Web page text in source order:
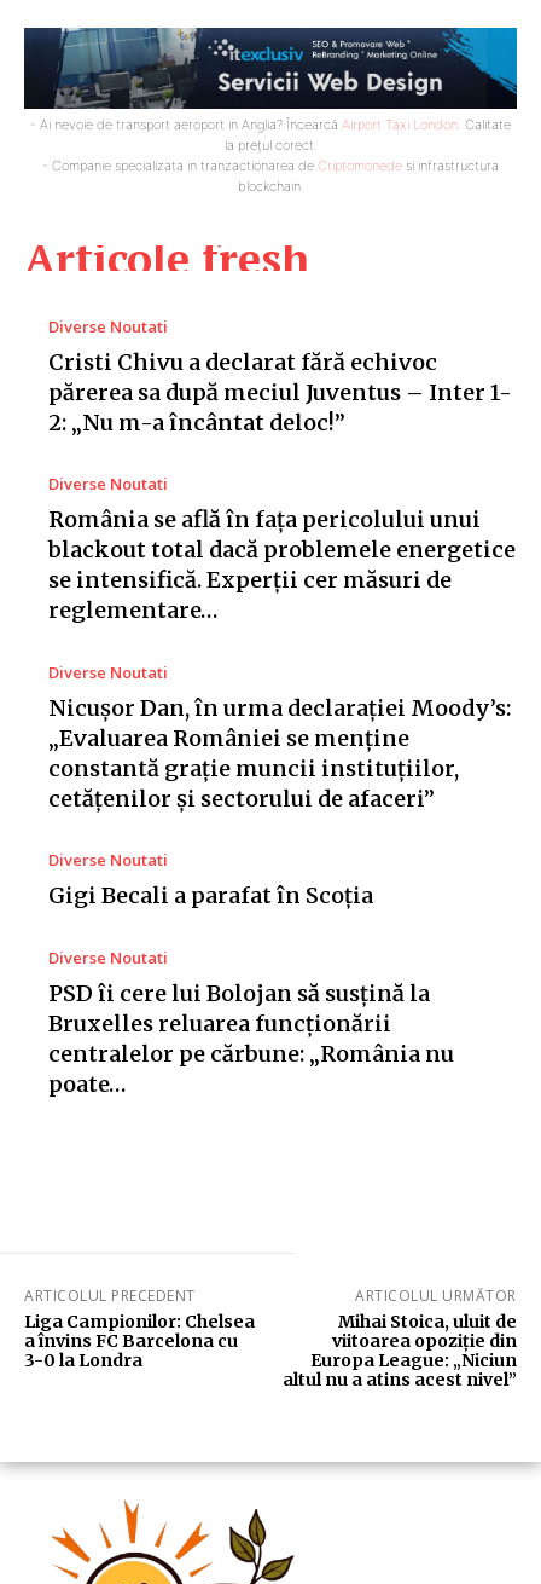
Articole fresh
Diverse Noutati
Cristi Chivu a declarat fără echivoc
părerea sa după meciul Juventus – Inter 1-
2: „Nu m-a încântat deloc!”
Diverse Noutati
România se află în fața pericolului unui
blackout total dacă problemele energetice
se intensifică. Experții cer măsuri de
reglementare…
Diverse Noutati
Nicușor Dan, în urma declarației Moody’s:
„Evaluarea României se menține
constantă grație muncii instituțiilor,
cetățenilor și sectorului de afaceri”
Diverse Noutati
Gigi Becali a parafat în Scoția
Diverse Noutati
PSD îi cere lui Bolojan să susțină la
Bruxelles reluarea funcționării
centralelor pe cărbune: „România nu
poate…
- Ai nevoie de transport aeroport in Anglia? Încearcă Airport Taxi London. Calitate
la prețul corect.
- Companie specializata in tranzactionarea de Criptomonede si infrastructura
blockchain.
ARTICOLUL PRECEDENT
Liga Campionilor: Chelsea
a învins FC Barcelona cu
3-0 la Londra
ARTICOLUL URMĂTOR
Mihai Stoica, uluit de
viitoarea opoziție din
Europa League: „Niciun
altul nu a atins acest nivel”